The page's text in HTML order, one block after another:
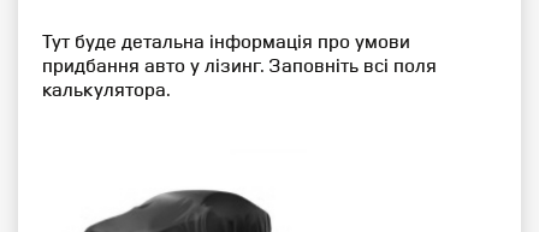
Тут буде детальна інформація про умови
придбання авто у лізинг. Заповніть всі поля
калькулятора.